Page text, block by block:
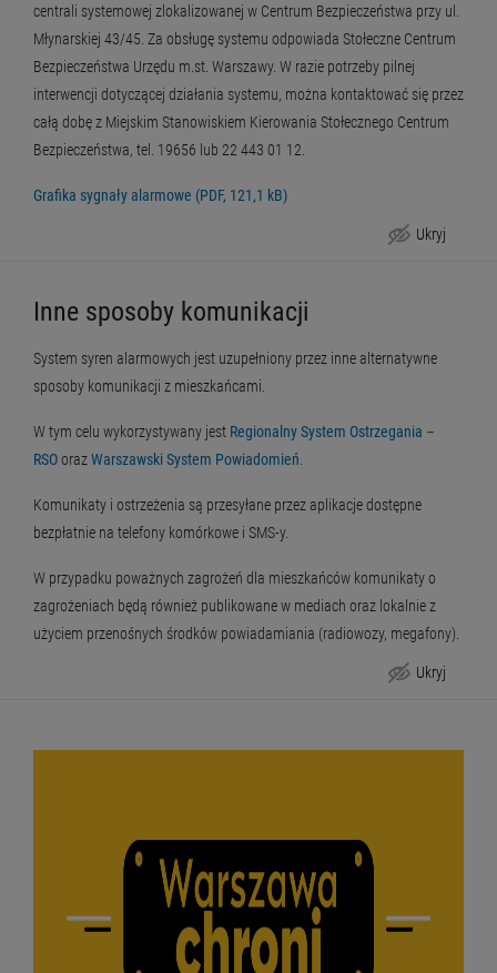
Ukryj
centrali systemowej zlokalizowanej w Centrum Bezpieczeństwa przy ul.
Młynarskiej 43/45. Za obsługę systemu odpowiada Stołeczne Centrum
Bezpieczeństwa Urzędu m.st. Warszawy. W razie potrzeby pilnej
interwencji dotyczącej działania systemu, można kontaktować się przez
całą dobę z Miejskim Stanowiskiem Kierowania Stołecznego Centrum
Bezpieczeństwa, tel. 19656 lub 22 443 01 12.
Grafika sygnały alarmowe (PDF, 121,1 kB)
Inne sposoby komunikacji
Ukryj
System syren alarmowych jest uzupełniony przez inne alternatywne
sposoby komunikacji z mieszkańcami.
W tym celu wykorzystywany jest Regionalny System Ostrzegania –
RSOorazWarszawski System Powiadomień
Komunikaty i ostrzeżenia są przesyłane przez aplikacje dostępne
bezpłatnie na telefony komórkowe i SMS-y.
W przypadku poważnych zagrożeń dla mieszkańców komunikaty o
zagrożeniach będą również publikowane w mediach oraz lokalnie z
użyciem przenośnych środków powiadamiania (radiowozy, megafony).